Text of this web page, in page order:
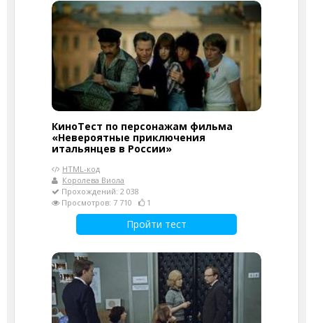
КиноТест по персонажам фильма
«Невероятные приключения
итальянцев в России»
HTML-код
Королева Виола
Прохождений: 2 038
Просмотров: 7 710
1
Пройти тест